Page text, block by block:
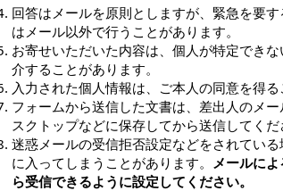
回答はメールを原則としますが、緊急を要
はメール以外で行うことがあります。
お寄せいただいた内容は、個人が特定でき
介することがあります。
入力された個人情報は、ご本人の同意を得
フォームから送信した文書は、差出人のメ
スクトップなどに保存してから送信してくだ
迷惑メールの受信拒否設定などをされてい
に入ってしまうことがあります。 メールに
ら受信できるように設定してください。